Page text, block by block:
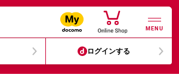
MENU
ログインする